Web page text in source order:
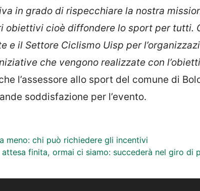
in grado di rispecchiare la nostra
obiettivi cioè diffondere lo sport per tutti.
e il Settore Ciclismo Uisp per
che vengono realizzate con
l’assessore allo sport del comune di
soddisfazione per l’evento.
meno: chi può richiedere gli incentivi
finita, ormai ci siamo: succederà nel giro di